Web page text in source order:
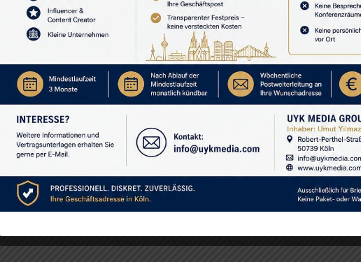
BEĞENEBILIRSINIZ
YORUM YAPIN
Zihnimizi Kim Yönetiyor?
2026